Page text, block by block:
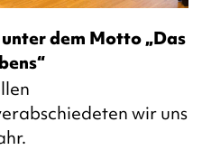
dem Motto „Das
wir uns